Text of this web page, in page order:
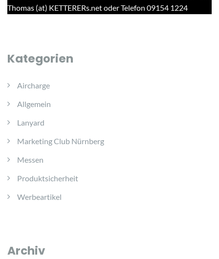
Thomas (at) KETTERERs.net oder Telefon 09154 1224
Kategorien
Aircharge
Allgemein
Lanyard
Marketing Club Nürnberg
Messen
Produktsicherheit
Werbeartikel
Archiv